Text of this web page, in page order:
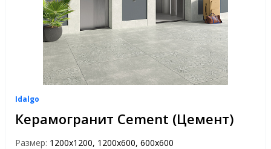
Idalgo
Керамогранит Cement (Цемент)
Размер: 1200х1200, 1200х600, 600х600